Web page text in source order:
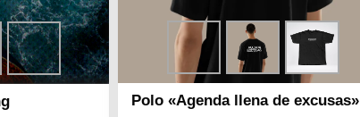
Polo «Agenda llena de excusas»